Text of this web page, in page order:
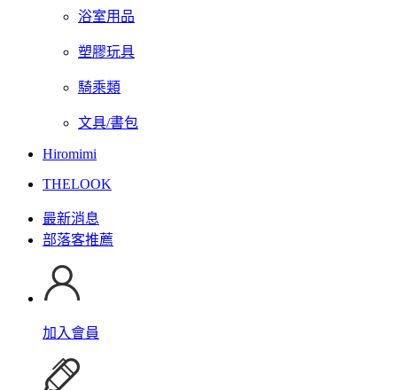
浴室用品
塑膠玩具
騎乘類
文具/書包
Hiromimi
THELOOK
最新消息
部落客推薦
加入會員